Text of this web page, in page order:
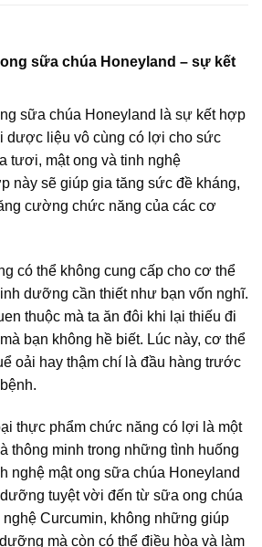
sữa chúa Honeyland – sự kết
sữa chúa Honeyland là sự kết hợp
dược liệu vô cùng có lợi cho sức
tươi, mật ong và tinh nghệ
này sẽ giúp gia tăng sức đề kháng,
cường chức năng của các cơ
có thể không cung cấp cho cơ thể
dưỡng cần thiết như bạn vốn nghĩ.
thuộc mà ta ăn đôi khi lại thiếu đi
bạn không hề biết. Lúc này, cơ thể
oải hay thậm chí là đầu hàng trước
thực phẩm chức năng có lợi là một
thông minh trong những tình huống
nghệ mật ong sữa chúa Honeyland
tuyệt vời đến từ sữa ong chúa
Curcumin, không những giúp
mà còn có thể điều hòa và làm